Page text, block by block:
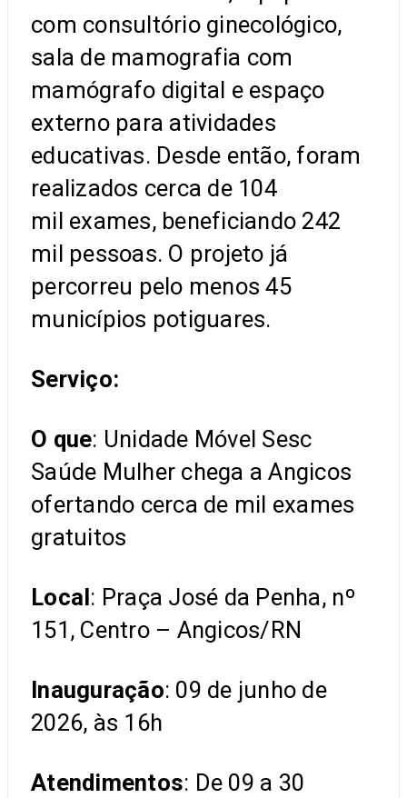
com consultório ginecológico,
sala de mamografia com
mamógrafo digital e espaço
externo para atividades
educativas. Desde então, foram
realizados cerca de 104
mil exames, beneficiando 242
mil pessoas. O projeto já
percorreu pelo menos 45
municípios potiguares.
Serviço:
O que: Unidade Móvel Sesc
Saúde Mulher chega a Angicos
ofertando cerca de mil exames
gratuitos
Local: Praça José da Penha, nº
151, Centro – Angicos/RN
Inauguração: 09 de junho de
2026, às 16h
Atendimentos: De 09 a 30